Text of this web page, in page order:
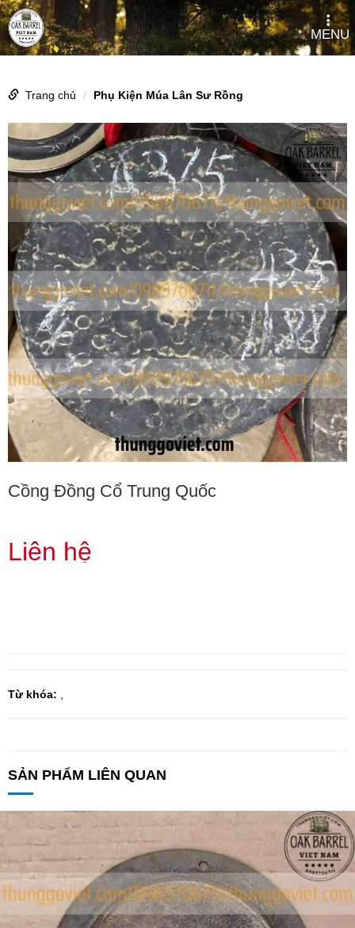
MENU
Trang chủ Phụ Kiện Múa Lân Sư Rồng
Cồng Đồng Cổ Trung Quốc
Liên hệ
Từ khóa:
SẢN PHẨM LIÊN QUAN